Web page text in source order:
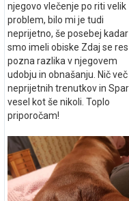
njegovo vlečenje po riti velik
problem, bilo mi je tudi
neprijetno, še posebej kadar
smo imeli obiske Zdaj se res
pozna razlika v njegovem
udobju in obnašanju. Nič več
neprijetnih trenutkov in
vesel kot še nikoli. Toplo
priporočam!